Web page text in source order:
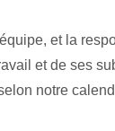
et la
et de ses
notre